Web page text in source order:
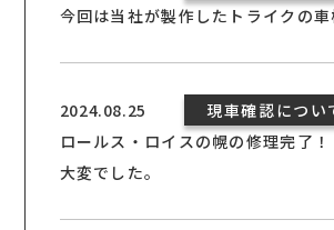
今回は当社が製作したトライクの車
2024.08.25
現車確認につい
ロールス・ロイスの幌の修理完了
大変でした。